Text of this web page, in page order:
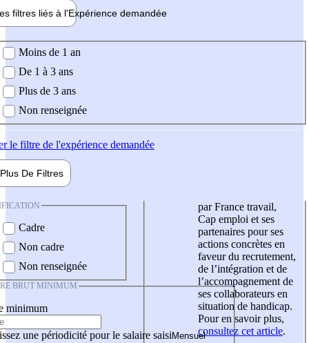
filtres liés à l'Expérience demandée
demandée
Moins de 1 an
De 1 à 3 ans
Plus de 3 ans
Non renseignée
le filtre de l'expérience demandée
Plus De Filtres
Cadre
Non cadre
Non renseignée
BRUT MINIMUM
minimum
une périodicité pour le salaire saisi
par France travail,
Cap emploi et ses
partenaires pour ses
actions concrètes en
faveur du recrutement,
de l’intégration et de
l’accompagnement de
ses collaborateurs en
situation de handicap.
Pour en savoir plus,
consultez cet article.